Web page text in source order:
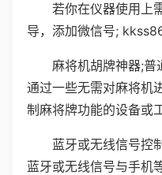
若你在仪器使用上
导，添加微信号;
麻将机胡牌神器;普
通过一些无需对麻将机
制麻将牌功能的设备或
蓝牙或无线信号控
蓝牙或无线信号与手机